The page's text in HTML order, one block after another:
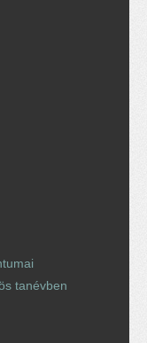
tanévben